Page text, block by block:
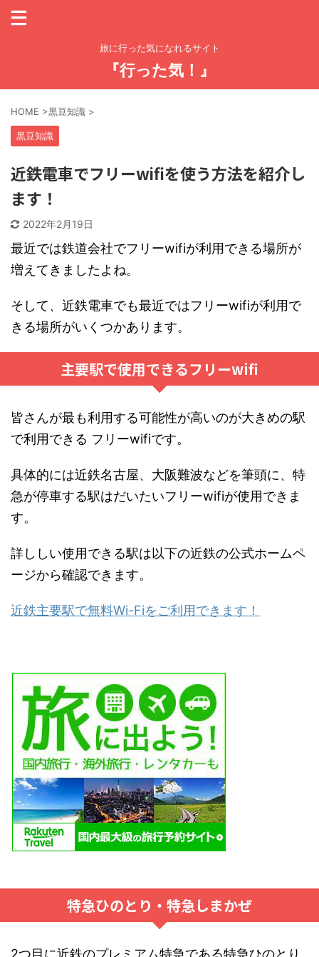
旅に行った気になれるサイト
『行った気！』
HOME >黒豆知識 >
黒豆知識
近鉄電車でフリーwifiを使う方法を紹介し
ます！
2022年2月19日
最近では鉄道会社でフリーwifiが利用できる場所が
増えてきましたよね。
そして、近鉄電車でも最近ではフリーwifiが利用で
きる場所がいくつかあります。
主要駅で使用できるフリーwifi
皆さんが最も利用する可能性が高いのが大きめの駅
で利用できる フリーwifiです。
具体的には近鉄名古屋、大阪難波などを筆頭に、特
急が停車する駅はだいたいフリーwifiが使用できま
す。
詳ししい使用できる駅は以下の近鉄の公式ホームペ
ージから確認できます。
近鉄主要駅で無料Wi-Fiをご利用できます！
特急ひのとり・特急しまかぜ
2つ目に近鉄のプレミアム特急である特急ひのとり